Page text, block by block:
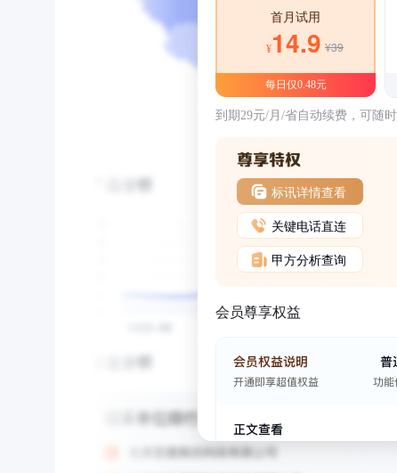
首月试用
¥14.9 ¥39
每日仅0.48元
到期29元/月/省自动续费，可随时
标讯详情查看
关键电话直连
甲方分析查询
会员尊享权益